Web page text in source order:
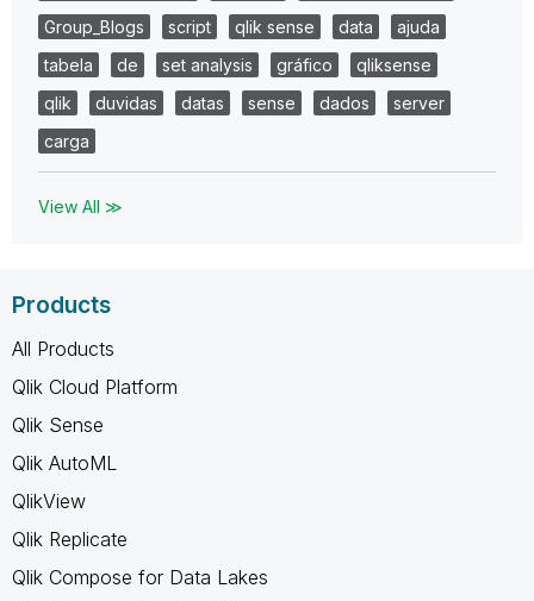
Group_Blogs
script qlik sense data
ajuda
tabela
de set analysis gráfico
qliksense
qlik
duvidas datas sense dados
server
carga
View All ≫
Products
All Products
Qlik Cloud Platform
Qlik Sense
Qlik AutoML
QlikView
Qlik Replicate
Qlik Compose for Data Lakes